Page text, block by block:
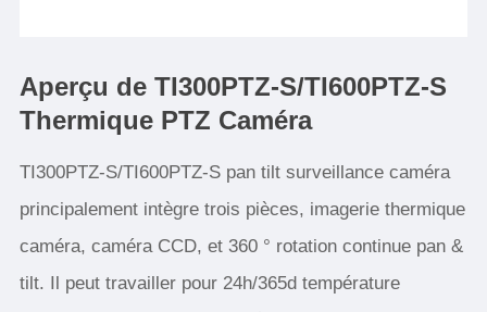
Aperçu de TI300PTZ-S/TI600PTZ-S
Thermique PTZ Caméra
TI300PTZ-S/TI600PTZ-S pan tilt surveillance caméra
principalement intègre trois pièces, imagerie thermique
caméra, caméra CCD, et 360 ° rotation continue pan &
tilt. Il peut travailler pour 24h/365d température